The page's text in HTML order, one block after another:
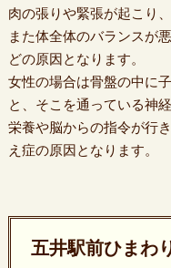
肉の張りや緊張が起こり
また体全体のバランスが
どの原因となります。
女性の場合は骨盤の中に
と、そこを通っている神
栄養や脳からの指令が行
え症の原因となります。
五井駅前ひまわ